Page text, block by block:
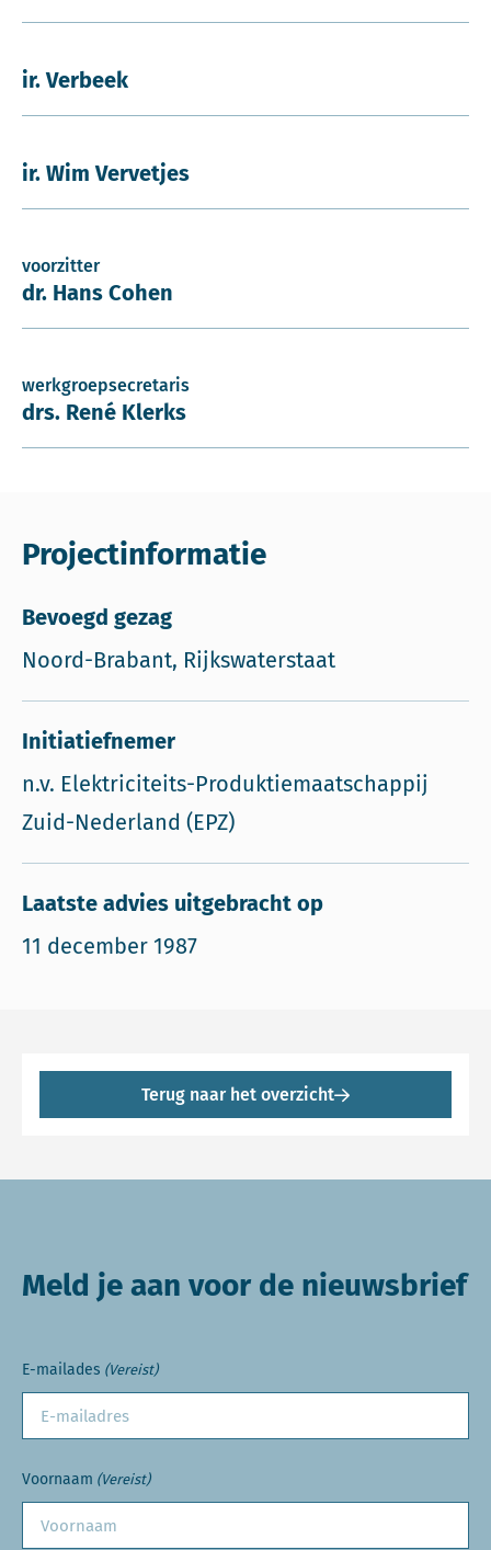
ir. Verbeek
ir. Wim Vervetjes
voorzitter
dr. Hans Cohen
werkgroepsecretaris
drs. René Klerks
Projectinformatie
Bevoegd gezag
Noord-Brabant, Rijkswaterstaat
Initiatiefnemer
n.v. Elektriciteits-Produktiemaatschappij
Zuid-Nederland (EPZ)
Laatste advies uitgebracht op
11 december 1987
Terug naar het overzicht
Meld je aan voor de nieuwsbrief
E-mailades (Vereist)
Voornaam (Vereist)